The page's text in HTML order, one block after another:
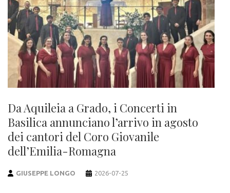
Da Aquileia a Grado, i Concerti in
Basilica annunciano l’arrivo in agosto
dei cantori del Coro Giovanile
dell’Emilia-Romagna
GIUSEPPE LONGO 2026-07-25